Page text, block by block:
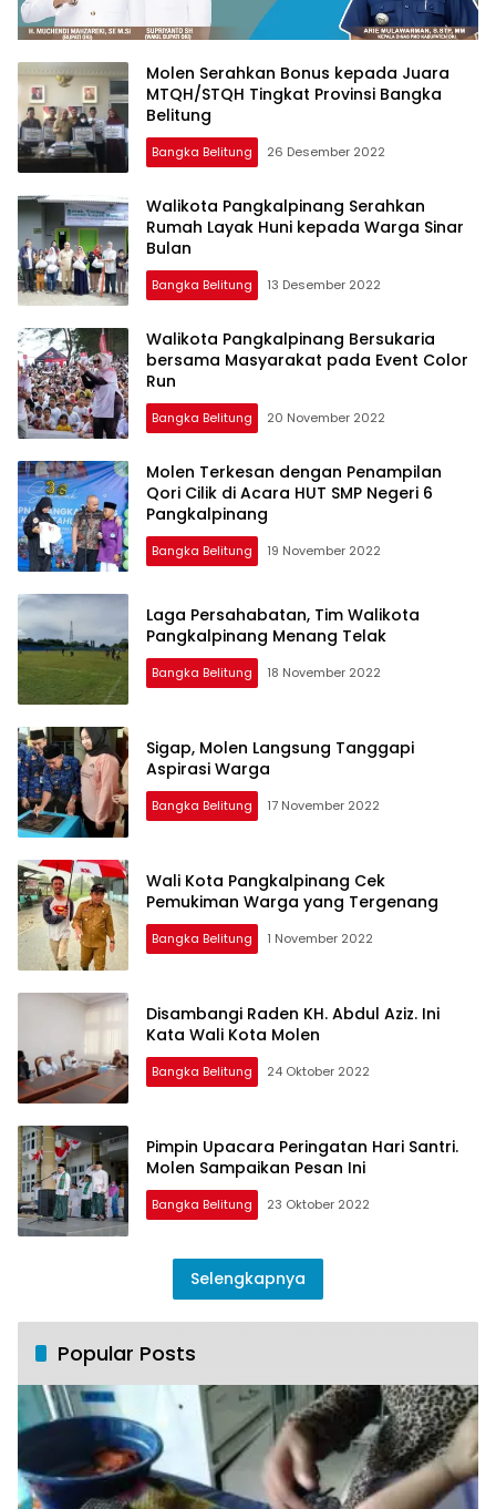
Molen Serahkan Bonus kepada Juara
MTQH/STQH Tingkat Provinsi Bangka
Belitung
Bangka Belitung 26 Desember 2022
Walikota Pangkalpinang Serahkan
Rumah Layak Huni kepada Warga Sinar
Bulan
Bangka Belitung 13 Desember 2022
Walikota Pangkalpinang Bersukaria
bersama Masyarakat pada Event Color
Run
Bangka Belitung 20 November 2022
Molen Terkesan dengan Penampilan
Qori Cilik di Acara HUT SMP Negeri 6
Pangkalpinang
Bangka Belitung 19 November 2022
Laga Persahabatan, Tim Walikota
Pangkalpinang Menang Telak
Bangka Belitung 18 November 2022
Sigap, Molen Langsung Tanggapi
Aspirasi Warga
Bangka Belitung 17 November 2022
Wali Kota Pangkalpinang Cek
Pemukiman Warga yang Tergenang
Bangka Belitung 1 November 2022
Disambangi Raden KH. Abdul Aziz. Ini
Kata Wali Kota Molen
Bangka Belitung 24 Oktober 2022
Pimpin Upacara Peringatan Hari Santri.
Molen Sampaikan Pesan Ini
Bangka Belitung 23 Oktober 2022
Selengkapnya
Popular Posts